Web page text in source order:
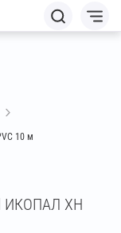
10 м
ИКОПАЛ ХН